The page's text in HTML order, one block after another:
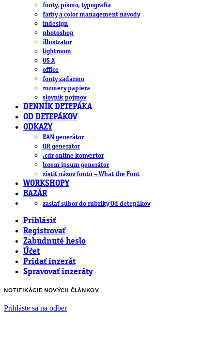
fonty, písmo, typografia
farby a color management návody
indesign
photoshop
illustrator
lightroom
OS X
office
fonty zadarmo
rozmery papiera
slovník pojmov
DENNÍK DETEPÁKA
OD DETEPÁKOV
ODKAZY
EAN generátor
QR generátor
.cdr online konvertor
lorem ipsum generátor
zistiť názov fontu – What the Font
WORKSHOPY
BAZÁR
zaslať súbor do rubriky Od detepákov
Prihlásiť
Registrovať
Zabudnuté heslo
Účet
Pridať inzerát
Spravovať inzeráty
NOTIFIKÁCIE NOVÝCH ČLÁNKOV
Prihláste sa na odber